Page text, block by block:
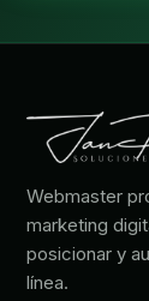
Webmaster
marketing
posicionar y
línea.